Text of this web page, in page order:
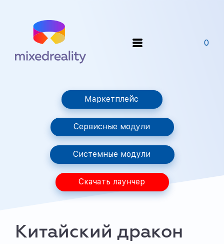
0
Маркетплейс
Сервисные модули
Системные модули
Скачать лаунчер
Китайский дракон